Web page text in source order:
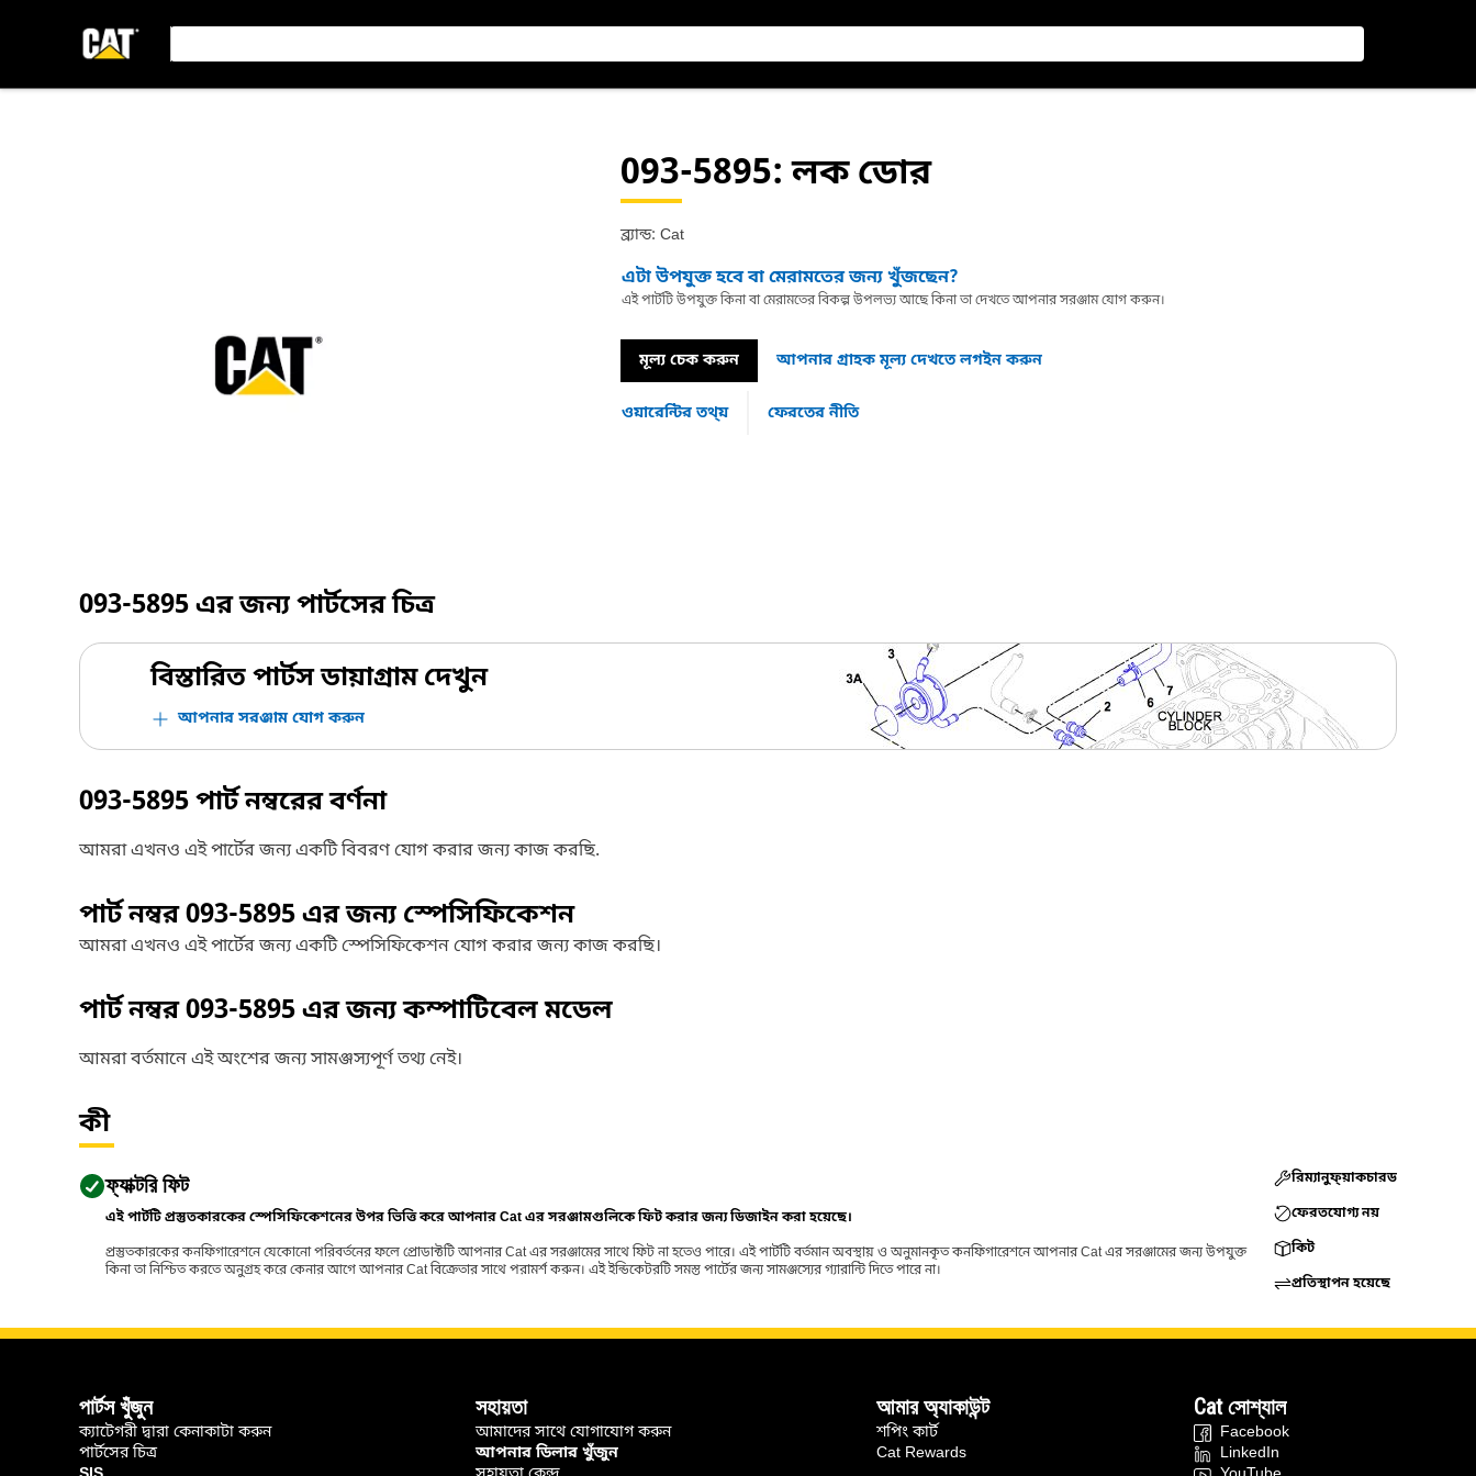
093-5895: লক ডোর
ব্র্যান্ড: Cat
এটা উপযুক্ত হবে বা মেরামতের জন্য খুঁজছেন?
এই পার্টটি উপযুক্ত কিনা বা মেরামতের বিকল্প উপলভ্য আছে কিনা তা দেখতে আপনার সরঞ্জাম যোগ করুন।
মূল্য চেক করুন আপনার গ্রাহক মূল্য দেখতে লগইন করুন
ওয়ারেন্টির তথ্য় ফেরতের নীতি
093-5895এর জন্য পার্টসের চিত্র
বিস্তারিত পার্টস ডায়াগ্রাম দেখুন
আপনার সরঞ্জাম যোগ করুন
093-5895পার্ট নম্বরের বর্ণনা
আমরা এখনও এই পার্টের জন্য একটি বিবরণ যোগ করার জন্য কাজ করছি.
পার্ট নম্বর093-5895এর জন্য স্পেসিফিকেশন
আমরা এখনও এই পার্টের জন্য একটি স্পেসিফিকেশন যোগ করার জন্য কাজ করছি।
পার্ট নম্বর093-5895এর জন্য কম্পাটিবেল মডেল
আমরা বর্তমানে এই অংশের জন্য সামঞ্জস্যপূর্ণ তথ্য নেই।
কী
ফ্যাক্টরি ফিট
এই পার্টটি প্রস্তুতকারকের স্পেসিফিকেশনের উপর ভিত্তি করে আপনার Cat এর সরঞ্জামগুলিকে ফিট করার জন্য ডিজাইন করা হয়েছে।
প্রস্তুতকারকের কনফিগারেশনে যেকোনো পরিবর্তনের ফলে প্রোডাক্টটি আপনার Cat এর সরঞ্জামের সাথে ফিট না হতেও পারে। এই পার্টটি বর্তমান অবস্থায় ও অনুমানকৃত কনফিগারেশনে আপনার Cat এর সরঞ্জামের জন্য উপযুক্ত
কিনা তা নিশ্চিত করতে অনুগ্রহ করে কেনার আগে আপনার Cat বিক্রেতার সাথে পরামর্শ করুন। এই ইন্ডিকেটরটি সমস্ত পার্টের জন্য সামঞ্জস্যের গ্যারান্টি দিতে পারে না।
রিম্যানুফ্য়াকচারড
ফেরতযোগ্য নয়
কিট
প্রতিস্থাপন হয়েছে
পার্টস খুঁজুন
ক্যাটেগরী দ্বারা কেনাকাটা করুন
পার্টসের চিত্র
সহায়তা
আমাদের সাথে যোগাযোগ করুন
আপনার ডিলার খুঁজুন
আমার অ্যাকাউন্ট
শপিং কার্ট
Cat Rewards
Cat সোশ্যাল
Facebook
LinkedIn